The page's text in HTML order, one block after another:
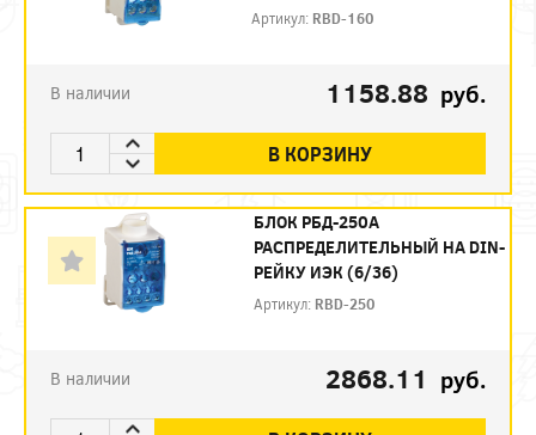
Артикул: RBD-160
В наличии 1158.88 руб.
В КОРЗИНУ
БЛОК РБД-250А
РАСПРЕДЕЛИТЕЛЬНЫЙ НА DIN-
РЕЙКУ ИЭК (6/36)
Артикул: RBD-250
В наличии 2868.11 руб.